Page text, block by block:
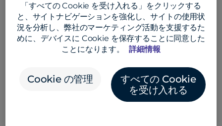
するものとします。ユーザーが代理人を努める場合、適用
される法律および規制を遵守して代理人として行動するこ
とを表明、保証するものとします。
ユーザーは、オンラインシステムに入力するすべての個人
全責任を負い、情報が正確かつ完全であることを表明、保
証し、オンラインシステムで求められるすべての許可およ
び同意を含め、必要なすべての情報を入力する権利を有す
「すべての Cookie を受け入れる」をクリックする
と、サイトナビゲーションを強化し、サイトの使用状
況を分析し、弊社のマーケティング活動を支援するた
めに、デバイスに Cookie を保存することに同意した
ことになります。
詳細情報
Cookie の管理
すべての Cookie
を受け入れる